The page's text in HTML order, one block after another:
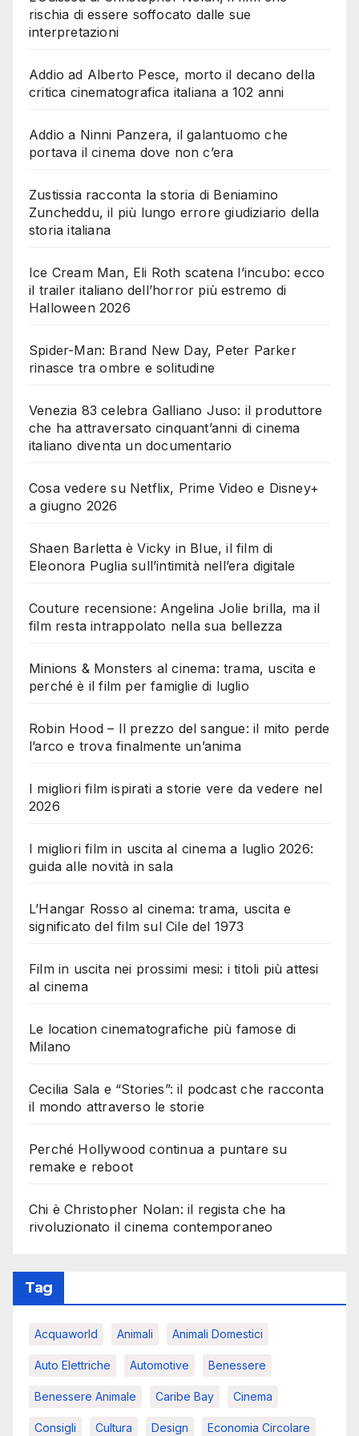
rischia di essere soffocato dalle sue
interpretazioni
Addio ad Alberto Pesce, morto il decano della
critica cinematografica italiana a 102 anni
Addio a Ninni Panzera, il galantuomo che
portava il cinema dove non c’era
Zustissia racconta la storia di Beniamino
Zuncheddu, il più lungo errore giudiziario della
storia italiana
Ice Cream Man, Eli Roth scatena l’incubo: ecco
il trailer italiano dell’horror più estremo di
Halloween 2026
Spider-Man: Brand New Day, Peter Parker
rinasce tra ombre e solitudine
Venezia 83 celebra Galliano Juso: il produttore
che ha attraversato cinquant’anni di cinema
italiano diventa un documentario
Cosa vedere su Netflix, Prime Video e Disney+
a giugno 2026
Shaen Barletta è Vicky in Blue, il film di
Eleonora Puglia sull’intimità nell’era digitale
Couture recensione: Angelina Jolie brilla, ma il
film resta intrappolato nella sua bellezza
Minions & Monsters al cinema: trama, uscita e
perché è il film per famiglie di luglio
Robin Hood – Il prezzo del sangue: il mito perde
l’arco e trova finalmente un’anima
I migliori film ispirati a storie vere da vedere nel
2026
I migliori film in uscita al cinema a luglio 2026:
guida alle novità in sala
L’Hangar Rosso al cinema: trama, uscita e
significato del film sul Cile del 1973
Film in uscita nei prossimi mesi: i titoli più attesi
al cinema
Le location cinematografiche più famose di
Milano
Cecilia Sala e “Stories”: il podcast che racconta
il mondo attraverso le storie
Perché Hollywood continua a puntare su
remake e reboot
Chi è Christopher Nolan: il regista che ha
rivoluzionato il cinema contemporaneo
Tag
Acquaworld Animali Animali Domestici
Auto Elettriche Automotive Benessere
Benessere Animale Caribe Bay Cinema
Consigli Cultura Design Economia Circolare